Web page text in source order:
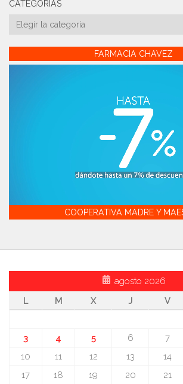
CATEGORÍAS
Categorías
FARMACIA CHAVEZ
COOPERATIVA MADRE Y
agosto 2026
L
M X J V
3
4 5 6 7
10
11 12 13 14
17
18 19 20 21